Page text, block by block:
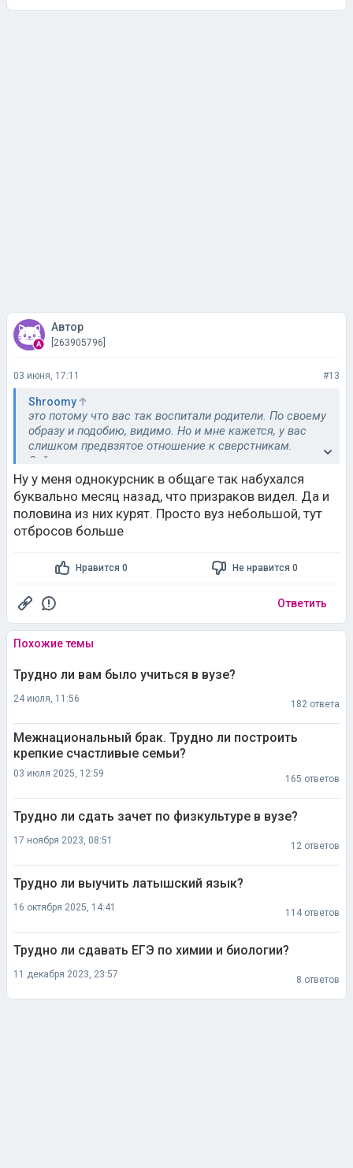
Автор
[263905796]
03 июня, 17:11 #13
Shroomy
это потому что вас так воспитали родители. По своему
образу и подобию, видимо. Но и мне кажется, у вас
слишком предвзятое отношение к сверстникам.
Сейчас есть молодежь, которая читает, да и в целом
не думаю, что все кругом прям такие отбросы, как вы
говорите о них.
И что значит "пьют и курят"? Прям сутками это
делают и на учете в полиции состоят? В молодом
возрасте как раз и познают мир (в пределах
Ну у меня однокурсник в общаге так набухался
буквально месяц назад, что призраков видел. Да и
половина из них курят. Просто вуз небольшой, тут
отбросов больше
Нравится 0 Не нравится 0
Ответить
Похожие темы
Трудно ли вам было учиться в вузе?
24 июля, 11:56
182 ответа
Межнациональный брак. Трудно ли построить
крепкие счастливые семьи?
03 июля 2025, 12:59
165 ответов
Трудно ли сдать зачет по физкультуре в вузе?
17 ноября 2023, 08:51
12 ответов
Трудно ли выучить латышский язык?
16 октября 2025, 14:41
114 ответов
Трудно ли сдавать ЕГЭ по химии и биологии?
11 декабря 2023, 23:57
8 ответов